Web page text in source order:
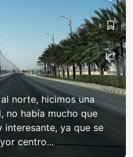
norte, hicimos una
no había mucho que
interesante, ya que se
centro...